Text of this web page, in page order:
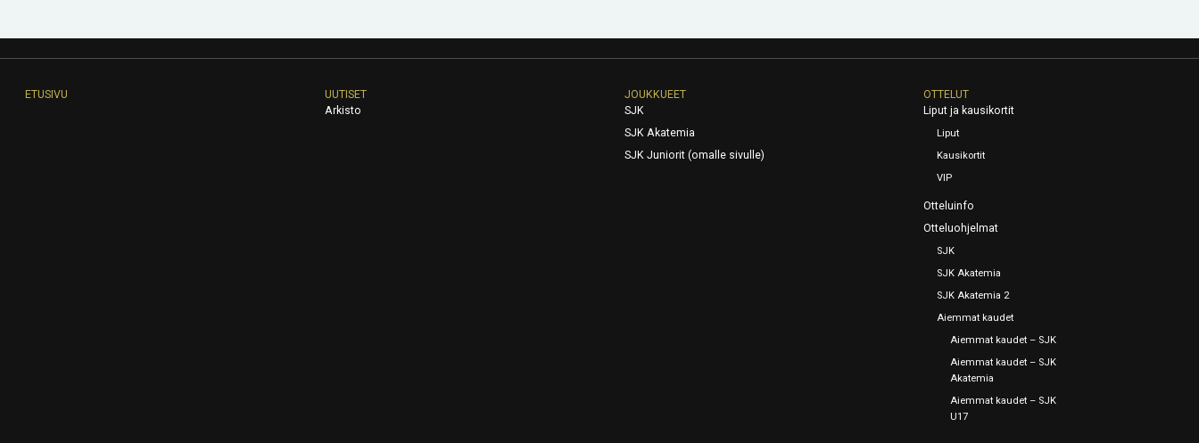
ETUSIVU
UUTISET
Arkisto
JOUKKUEET
SJK
SJK Akatemia
SJK Juniorit (omalle sivulle)
OTTELUT
Liput ja kausikortit
Liput
Kausikortit
VIP
Otteluinfo
Otteluohjelmat
SJK
SJK Akatemia
SJK Akatemia 2
Aiemmat kaudet
Aiemmat kaudet – SJK
Aiemmat kaudet – SJK
Akatemia
Aiemmat kaudet – SJK
U17